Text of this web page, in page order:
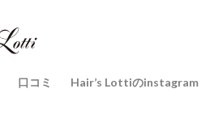
口コミ Hair’s Lottiのinstagram